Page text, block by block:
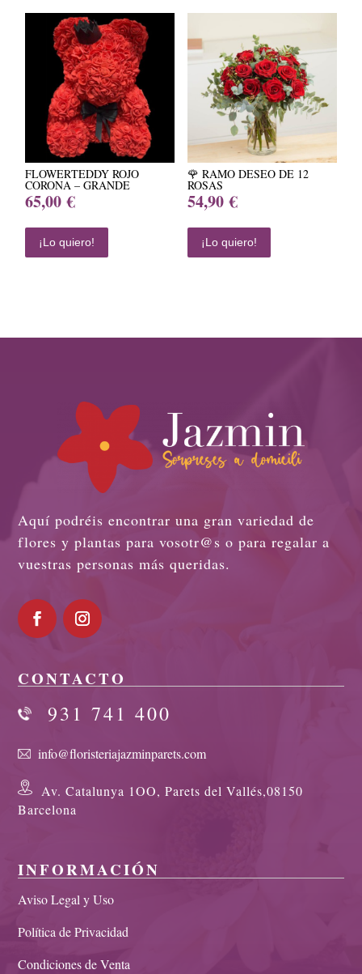
FLOWERTEDDY ROJO
CORONA – GRANDE
65,00€
¡Lo quiero!
🌹 RAMO DESEO DE 12
ROSAS
54,90€
¡Lo quiero!
Aquí podréis encontrar una gran variedad de
flores y plantas para vosotr@s o para regalar a
vuestras personas más queridas.
CONTACTO
931 741 400
info@floristeriajazminparets.com
Av. Catalunya 1OO, Parets del Vallés,08150
Barcelona
INFORMACIÓN
Aviso Legal y Uso
Política de Privacidad
Condiciones de Venta